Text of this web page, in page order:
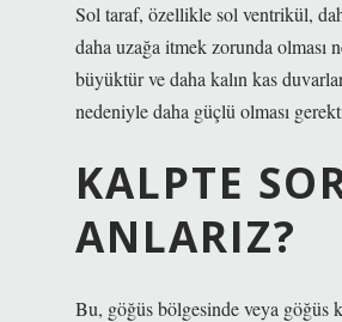
Sol taraf, özellikle sol ventrikül,
daha uzağa itmek zorunda
büyüktür ve daha kalın kas
nedeniyle daha güçlü olması
KALPTE
ANLARIZ?
Bu, göğüs bölgesinde veya göğüs